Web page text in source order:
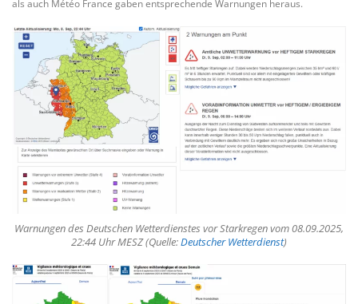
als auch Météo France gaben entsprechende Warnungen heraus.
Warnungen des Deutschen Wetterdienstes vor Starkregen vom 08.09.2025,
22:44 Uhr MESZ (Quelle:Deutscher Wetterdienst)